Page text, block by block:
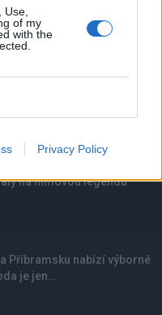
of my
with the
Privacy Policy
na filmovou legendu
Příbramsku nabízí výborné
je jen...